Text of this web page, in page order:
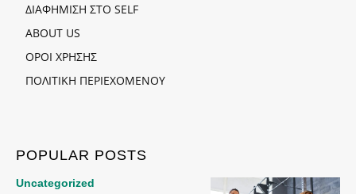
ΔΙΑΦΗΜΙΣΗ ΣΤΟ SELF
ABOUT US
ΟΡΟΙ ΧΡΗΣΗΣ
ΠΟΛΙΤΙΚΗ ΠΕΡΙΕΧΟΜΕΝΟΥ
POPULAR POSTS
Uncategorized